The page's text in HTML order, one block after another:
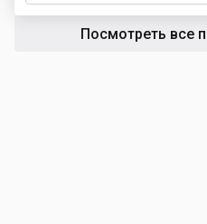
Посмотреть все